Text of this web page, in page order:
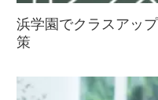
浜学園でクラスアッ
策